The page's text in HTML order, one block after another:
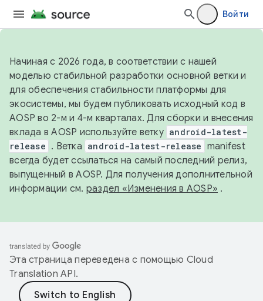
Войти
Начиная с 2026 года, в соответствии с нашей
моделью стабильной разработки основной ветки и
для обеспечения стабильности платформы для
экосистемы, мы будем публиковать исходный код в
AOSP во 2-м и 4-м кварталах. Для сборки и внесения
вклада в AOSP используйте ветку android-latest-
release . Ветка android-latest-release manifest
всегда будет ссылаться на самый последний релиз,
выпущенный в AOSP. Для получения дополнительной
информации см. раздел «Изменения в AOSP» .
Эта страница переведена с помощью Cloud
Translation API.